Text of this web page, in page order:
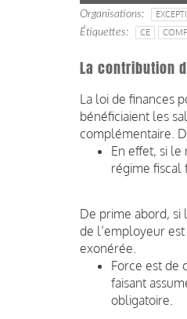
Organisations
Étiquettes
CE
La contribution
La loi de finances
bénéficiaient les
complémentaire.
En effet, si le
régime fiscal
De prime abord, si
de l’employeur
exonérée.
Force est de
faisant
obligatoire.